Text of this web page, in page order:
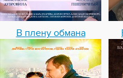
В плену обмана